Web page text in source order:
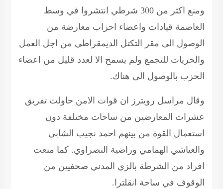
ومنع اكثر من 300 شرطي انتشروا في وسط
العاصمة قيادات واعضاء احزاب معارضة من
الوصول الى مقر التكتل الديمقراطي من اجل العمل
والحريات للتجمع ولم يسمح الا لعدد قليل من اعضاء
الحزب بالوصول الى هناك.
وقال مراسل رويترز ان قوات الامن حاولت تفريق
عشرات المعارضين من ساحات مختلفة دون
استعمال القوة من بينهم احمد نجيب الشابي
والعياشي الهمامي وراضية النصراوي. كما منعت
افراد من الشرطة بالزي المدني صحفيين من
الوقوف في ساحة انقلترا.